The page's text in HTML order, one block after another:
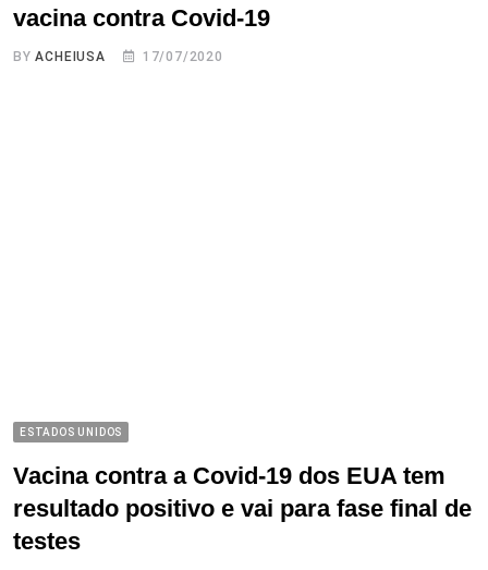
vacina contra Covid-19
BYACHEIUSA 17/07/2020
ESTADOS UNIDOS
Vacina contra a Covid-19 dos EUA tem
resultado positivo e vai para fase final de
testes